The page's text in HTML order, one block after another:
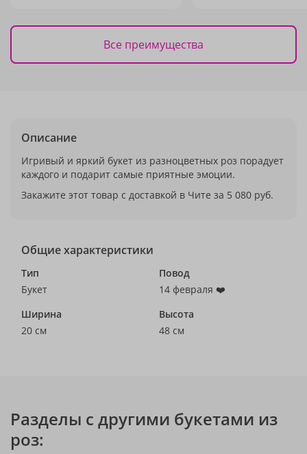
Все преимущества
Описание
Игривый и яркий букет из разноцветных роз порадует
каждого и подарит самые приятные эмоции.
Закажите этот товар с доставкой в Чите за 5 080 руб.
Общие характеристики
Тип
Букет
Повод
14 февраля ❤️
Ширина
20 см
Высота
48 см
Разделы с другими букетами из
роз: